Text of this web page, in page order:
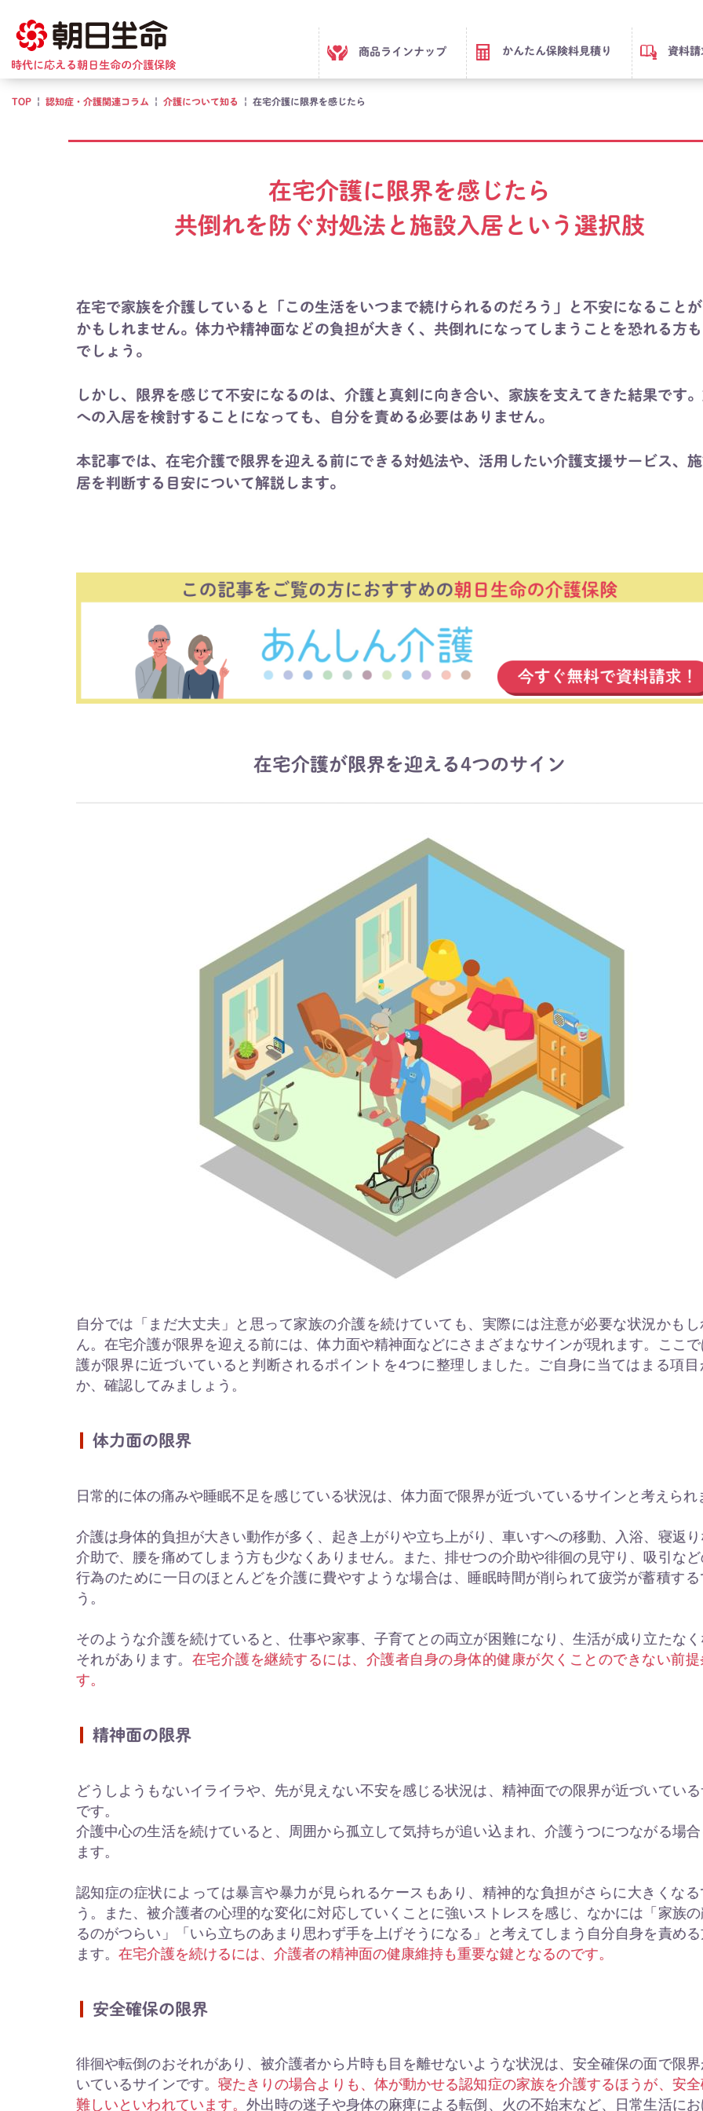
商品ラインナップ かんたん保険料見積り 資料請
TOP | 認知症・介護関連コラム | 介護について知る | 在宅介護に限界を感じたら
在宅介護に限界を感じたら
共倒れを防ぐ対処法と施設入居という選択肢
在宅で家族を介護していると「この生活をいつまで続けられるのだろう」と不安になること
かもしれません。体力や精神面などの負担が大きく、共倒れになってしまうことを恐れる方
でしょう。
しかし、限界を感じて不安になるのは、介護と真剣に向き合い、家族を支えてきた結果です
への入居を検討することになっても、自分を責める必要はありません。
本記事では、在宅介護で限界を迎える前にできる対処法や、活用したい介護支援サービス、
居を判断する目安について解説します。
在宅介護が限界を迎える4つのサイン
自分では「まだ大丈夫」と思って家族の介護を続けていても、実際には注意が必要な状況かも
ん。在宅介護が限界を迎える前には、体力面や精神面などにさまざまなサインが現れます。ここ
護が限界に近づいていると判断されるポイントを4つに整理しました。ご自身に当てはまる項目
か、確認してみましょう。
体力面の限界
日常的に体の痛みや睡眠不足を感じている状況は、体力面で限界が近づいているサインと考えられ
介護は身体的負担が大きい動作が多く、起き上がりや立ち上がり、車いすへの移動、入浴、寝返
介助で、腰を痛めてしまう方も少なくありません。また、排せつの介助や徘徊の見守り、吸引な
行為のために一日のほとんどを介護に費やすような場合は、睡眠時間が削られて疲労が蓄積する
う。
そのような介護を続けていると、仕事や家事、子育てとの両立が困難になり、生活が成り立たな
それがあります。 在宅介護を継続するには、介護者自身の身体的健康が欠くことのできない前提
す。
精神面の限界
どうしようもないイライラや、先が見えない不安を感じる状況は、精神面での限界が近づいてい
です。
介護中心の生活を続けていると、周囲から孤立して気持ちが追い込まれ、介護うつにつながる場
ます。
認知症の症状によっては暴言や暴力が見られるケースもあり、精神的な負担がさらに大きくなる
う。また、被介護者の心理的な変化に対応していくことに強いストレスを感じ、なかには「家族
るのがつらい」「いら立ちのあまり思わず手を上げそうになる」と考えてしまう自分自身を責め
ます。 在宅介護を続けるには、介護者の精神面の健康維持も重要な鍵となるのです。
安全確保の限界
徘徊や転倒のおそれがあり、被介護者から片時も目を離せないような状況は、安全確保の面で限
いているサインです。 寝たきりの場合よりも、体が動かせる認知症の家族を介護するほうが、安
難しいといわれています。外出時の迷子や身体の麻痺による転倒、火の不始末など、日常生活に